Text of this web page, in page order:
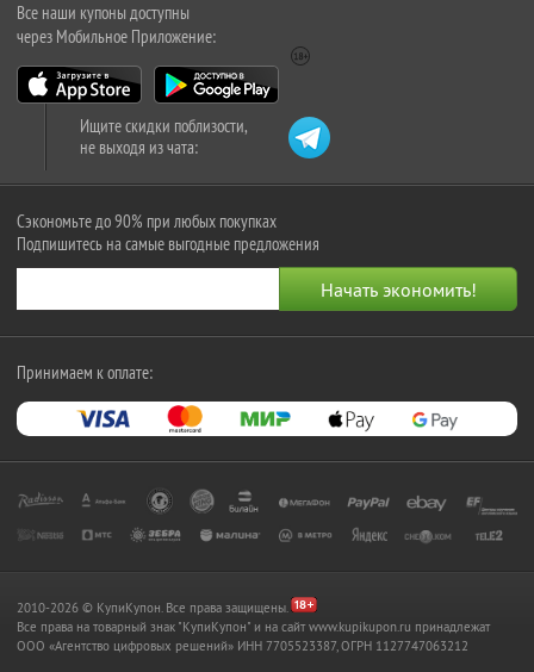
Все наши купоны доступны
через Мобильное Приложение:
Ищите скидки поблизости,
не выходя из чата:
Сэкономьте до 90% при любых покупках
Подпишитесь на самые выгодные предложения
Принимаем к оплате:
2010-2026 © КупиКупон. Все права защищены.
Все права на товарный знак "КупиКупон" и на сайт www.kupikupon.ru принадлежат
OOO «Агентство цифровых решений» ИНН 7705523387, ОГРН 1127747063212